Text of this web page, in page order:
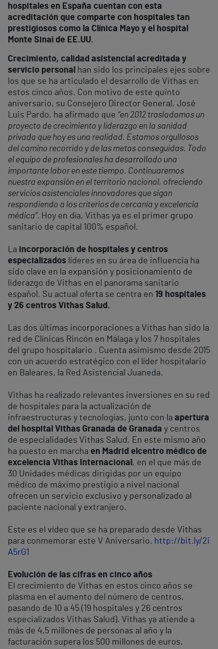
hospitales en España cuentan con esta
acreditación que comparte con hospitales tan
prestigiosos como la Clínica Mayo y el hospital
Monte Sinaí de EE.UU.
Crecimiento, calidad asistencial acreditada y
servicio personal
han sido los principales ejes sobre
los que se ha articulado el desarrollo de Vithas en
estos cinco años. Con motivo de este quinto
aniversario, su Consejero Director General, José
Luis Pardo, ha afirmado que “en 2012 trasladamos un
proyecto de crecimiento y liderazgo en la sanidad
privada que hoy es una realidad. Estamos orgullosos
del camino recorrido y de las metas conseguidas. Todo
el equipo de profesionales ha desarrollado una
importante labor en este tiempo. Continuaremos
nuestra expansión en el territorio nacional, ofreciendo
servicios asistenciales innovadores que sigan
respondiendo a los criterios de cercanía y excelencia
médica”. Hoy en día, Vithas ya es el primer grupo
sanitario de capital 100% español.
La
incorporación de hospitales y centros
especializados líderes en su área de influencia ha
sido clave en la expansión y posicionamiento de
liderazgo de Vithas en el panorama sanitario
español. Su actual oferta se centra en 19 hospitales
y 26 centros Vithas Salud.
Las dos últimas incorporaciones a Vithas han sido la
red de Clínicas Rincón en Málaga y los 7 hospitales
del grupo hospitalario . Cuenta asimismo desde 2015
con un acuerdo estratégico con el líder hospitalario
en Baleares, la Red Asistencial Juaneda.
Vithas ha realizado relevantes inversiones en su red
de hospitales para la actualización de
infraestructuras y tecnologías, junto con la apertura
del hospital Vithas Granada de Granada y centros
de especialidades Vithas Salud. En este mismo año
ha puesto en marcha en Madrid el centro médico de
excelencia Vithas Internacional , en el que más de
30 Unidades médicas dirigidas por un equipo
médico de máximo prestigio a nivel nacional
ofrecen un servicio exclusivo y personalizado al
paciente nacional y extranjero.
Este es el vídeo que se ha preparado desde Vithas
para conmemorar este V Aniversario. http://bit.ly/2i
A5rG1
Evolución de las cifras en cinco años
El crecimiento de Vithas en estos cinco años se
plasma en el aumento del número de centros,
pasando de 10 a 45 (19 hospitales y 26 centros
especializados Vithas Salud). Vithas ya atiende a
más de 4,5 millones de personas al año y la
facturación supera los 500 millones de euros,